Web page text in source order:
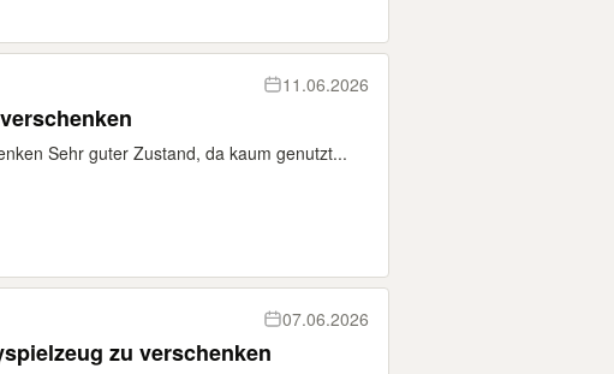
11.06.2026
Sehr guter Zustand, da kaum genutzt...
07.06.2026
zu verschenken